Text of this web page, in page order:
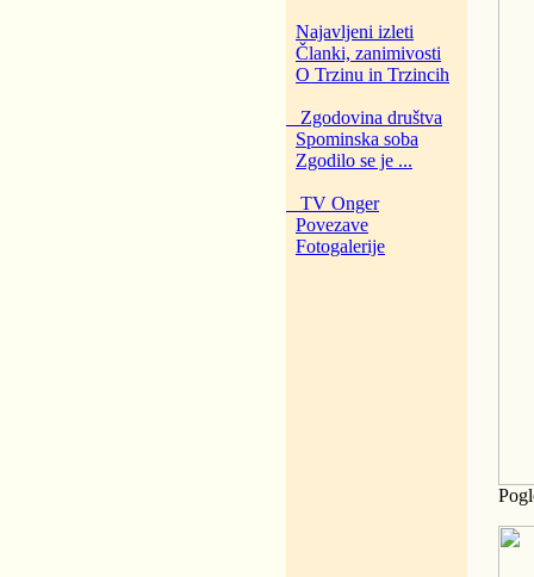
Najavljeni izleti
Članki, zanimivosti
O Trzinu in Trzincih
Zgodovina društva
Spominska soba
Zgodilo se je ...
TV Onger
Povezave
Fotogalerije